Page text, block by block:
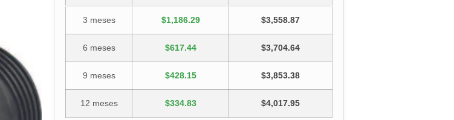
3 meses $1,186.29 $3,558.87
6 meses $617.44 $3,704.64
9 meses $428.15 $3,853.38
12 meses $334.83 $4,017.95